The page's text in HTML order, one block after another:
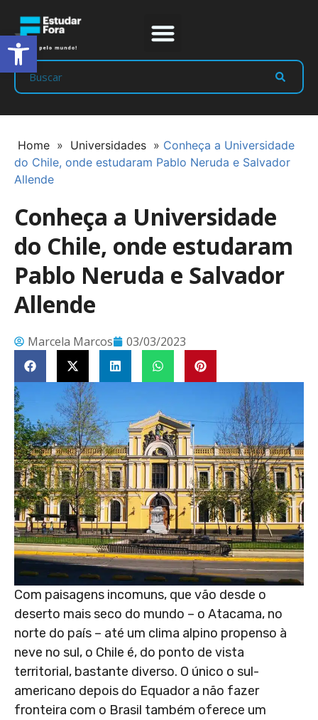
Home » Universidades » Conheça a Universidade
do Chile, onde estudaram Pablo Neruda e Salvador
Allende
Conheça a Universidade
do Chile, onde estudaram
Pablo Neruda e Salvador
Allende
Marcela Marcos 03/03/2023
Com paisagens incomuns, que vão desde o
deserto mais seco do mundo – o Atacama, no
norte do país – até um clima alpino propenso à
neve no sul, o Chile é, do ponto de vista
territorial, bastante diverso. O único o sul-
americano depois do Equador a não fazer
fronteira com o Brasil também oferece um
Abrir a barra de ferramentas